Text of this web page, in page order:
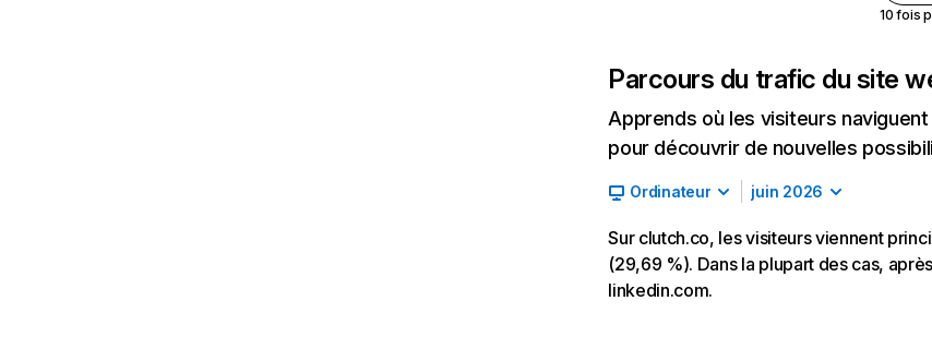
10 fois
Parcours du trafic du site
Apprends où les visiteurs
pour découvrir de nouvelles
Ordinateur juin 2026
Sur clutch.co, les visiteurs viennent
(29,69 %). Dans la plupart des cas,
linkedin.com.